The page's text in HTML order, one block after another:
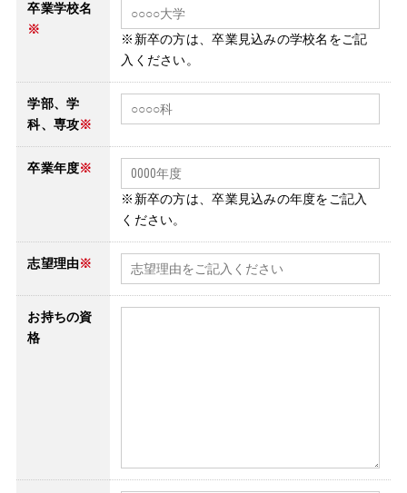
卒業学校名
※
※新卒の方は、卒業見込みの学校名をご記
入ください。
学部、学
科、専攻※
卒業年度※
※新卒の方は、卒業見込みの年度をご記入
ください。
志望理由※
お持ちの資
格